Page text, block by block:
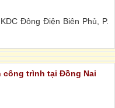
Đông Điện Biên Phủ, P.
công trình tại Đồng Nai